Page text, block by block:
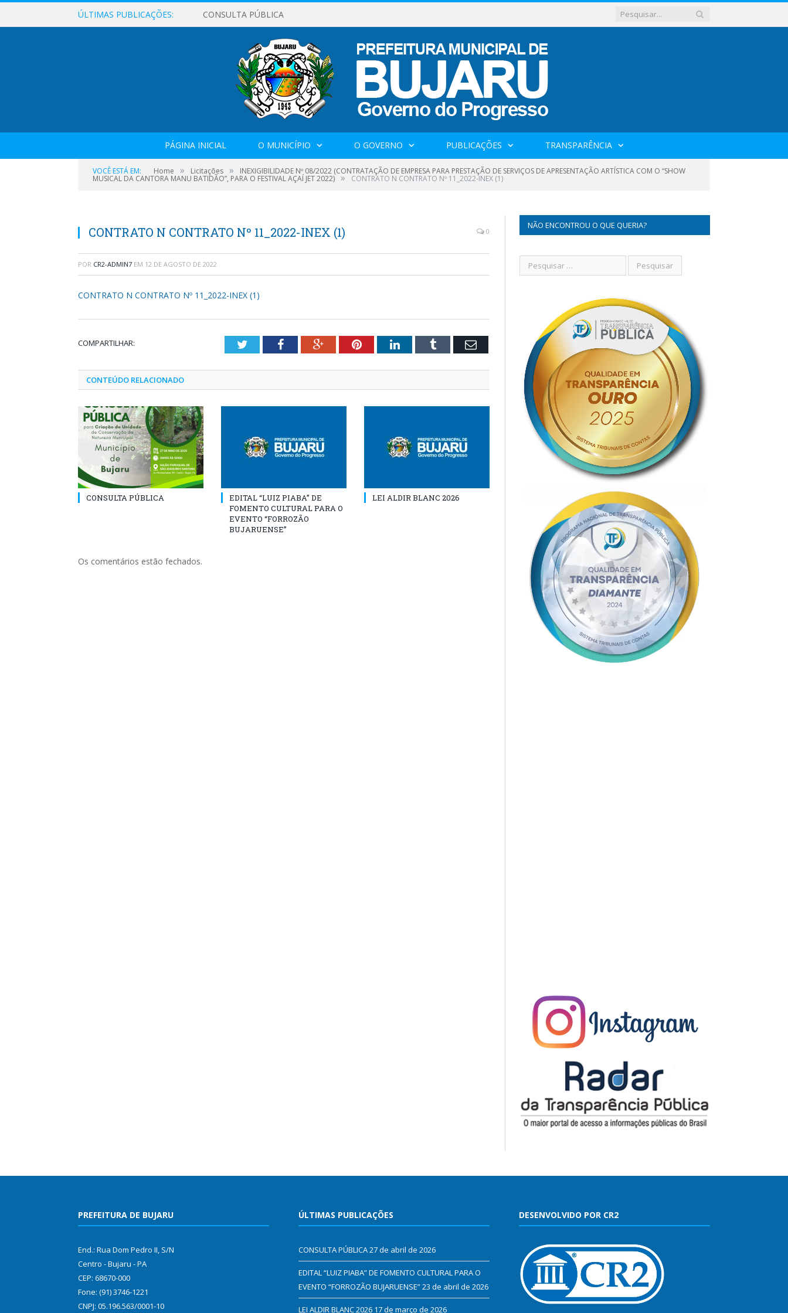
ÚLTIMAS PUBLICAÇÕES: CONSULTA PÚBLICA
PÁGINA INICIAL O MUNICÍPIO O GOVERNO PUBLICAÇÕES TRANSPARÊNCIA
VOCÊ ESTÁ EM: Home » Licitações » INEXIGIBILIDADE Nº 08/2022 (CONTRATAÇÃO DE EMPRESA PARA PRESTAÇÃO DE SERVIÇOS DE APRESENTAÇÃO ARTÍSTICA COM O “SHOW
MUSICAL DA CANTORA MANU BATIDÃO”, PARA O FESTIVAL AÇAÍ JET 2022) » CONTRATO N CONTRATO Nº 11_2022-INEX (1)
CONTRATO N CONTRATO Nº 11_2022-INEX (1) 0
POR CR2-ADMIN7 EM 12 DE AGOSTO DE 2022
CONTRATO N CONTRATO Nº 11_2022-INEX (1)
COMPARTILHAR: TwitterFacebookGoogle+PinterestLinkedInTumblr Email
CONTEÚDO RELACIONADO
CONSULTA PÚBLICA
EDITAL “LUIZ PIABA” DE
FOMENTO CULTURAL PARA O
EVENTO “FORROZÃO
BUJARUENSE”
LEI ALDIR BLANC 2026
Os comentários estão fechados.
NÃO ENCONTROU O QUE QUERIA?
PREFEITURA DE BUJARU
End.: Rua Dom Pedro II, S/N
Centro - Bujaru - PA
CEP: 68670-000
Fone: (91) 3746-1221
CNPJ: 05.196.563/0001-10
ÚLTIMAS PUBLICAÇÕES
CONSULTA PÚBLICA27 de abril de 2026
EDITAL “LUIZ PIABA” DE FOMENTO CULTURAL PARA O
EVENTO “FORROZÃO BUJARUENSE”23 de abril de 2026
LEI ALDIR BLANC 2026 17 de março de 2026
DESENVOLVIDO POR CR2